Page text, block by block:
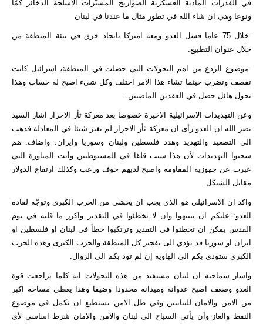
في القدرات المادية العسكرية الصواريخ المسيّرات الاسلحة الذخائر كمّا
ونوعا وهي ان شاء الله في تطور مثال ما عندنا في لبنان
-خلال 75 عاما فشل العدو ومعه اميركا بايجاد خرق في بيئة المنطقة من
خلال عنوان التطبيع.
-موضوع الردع من اهم التحولات التي حصلت في المنطقة، اسرائيل كانت
تقصف وتضرب حيثما تشاء هذا الامر اختلف وكل شيء اصبح له حساب وهذا
تحول هائل حصل في العقدين الماضيين.
وعن التهديدات الاسرائيلية الاخيرة خصوصا بعد معركة ثأر الاحرار اشار السيد
نصر الله ان العدو رأى ان معركة ثأر الاحرار لم تغير شيئا في المعادلة فذهب
الى التصعيد والتهديد وهدد فلسطين ولبنان وسوريا وايران. واضاف: هم
سحبوا التهديدات لأن هذا سبب قلقا في المستوطنين وأتت المناورة التي
عبرت عن جهوزية المقاومة واصبح لديهم خوف ورعب وكذلك ارتفاع الدولار
مقابل الشيكل.
واكد ان الاسرائيلي هو الذي يجب ان يخشى من الحرب الكبرى وتوجّه لقادة
العدو: عليكم ان تنتبهوا وان لا تخطئوا في التقدير واكرر ما قلته في يوم
القدس يمكن ان تخطئوا في التقدير وترتكبوا خطأ في لبنان او فلسطين او
ايران او سوريا قد يؤدي الى تفجير كل المنطقة والحرب الكبرى وهذه الحرب
الكبرى ستودي بكم الى الهاوية إن لم تود بكم الى الزوال.
واشار سماحته ان لبنان مستفيد من هذه التحولات انه كلما تراجعت قوة
العدو وضعف اصبح عدوانه وميدانه محدودا وضيقا وهذا يعطي مساحة اكبر
من الامن والامان للبنانيين وفي ظل الامن نستطيع ان نكمل في موضوع
النفط والغاز وأن يأتي السياح الى لبنان والامن والامان شرط اساسي لأي